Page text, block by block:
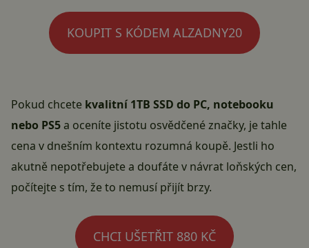
KOUPIT S KÓDEM ALZADNY20
Pokud chcete kvalitní 1TB SSD do PC, notebooku
nebo PS5a oceníte jistotu osvědčené značky, je tahle
cena v dnešním kontextu rozumná koupě. Jestli ho
akutně nepotřebujete a doufáte v návrat loňských cen,
počítejte s tím, že to nemusí přijít brzy.
CHCI UŠETŘIT 880 KČ